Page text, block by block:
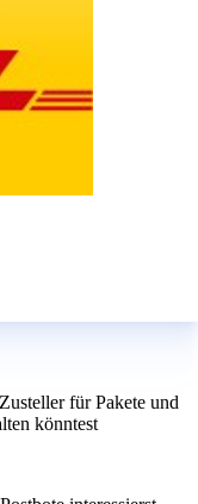
für Pakete und
könntest